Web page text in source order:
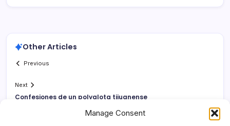
Manage Consent
Other Articles
Previous
Next
Confesiones de un polyglota tijuanense